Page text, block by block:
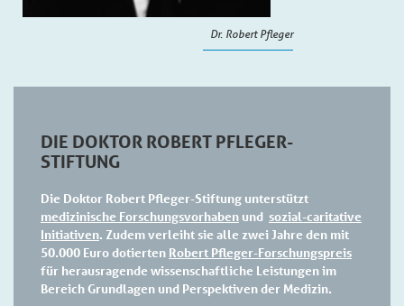
Dr. Robert Pfleger
DIE DOKTOR ROBERT PFLEGER-
STIFTUNG
Die Doktor Robert Pfleger-Stiftung unterstützt
medizinische Forschungsvorhaben und sozial-caritative
Initiativen. Zudem verleiht sie alle zwei Jahre den mit
50.000 Euro dotierten Robert Pfleger-Forschungspreis
für herausragende wissenschaftliche Leistungen im
Bereich Grundlagen und Perspektiven der Medizin.